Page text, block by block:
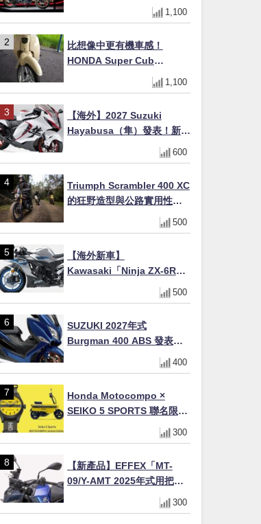
展亮相，70 週年紀念版
YZF-R 系列限量追加販售
1,100
比想像中更有機車感！
HONDA Super Cub
110【Webike愛車精選】
1,100
【海外】2027 Suzuki
Hayabusa（隼）發表！新增
Special Edition 特仕版，全
新珍珠白塗裝與專屬配備登
600
Triumph Scrambler 400 XC
的狂野造型與公路實用性的
500
【海外新車】
Kawasaki「Ninja ZX-6R」
2027年式北美發表！636cc
四缸×銀河銀/暮光藍新色
美元起
500
SUZUKI 2027年式
Burgman 400 ABS 發表！
8/18日本上市、支援E10汽油
售價98萬100日圓
400
Honda Motocompo ×
SEIKO 5 SPORTS 聯名限量
錶登場！重現黃色車身、油
箱開關等經典設計
300
【新產品】EFFEX「MT-
09/Y-AMT 2025年式用把手
Easy Fit Bar Plus」！高
7mm後移16mm直上×三色×
300